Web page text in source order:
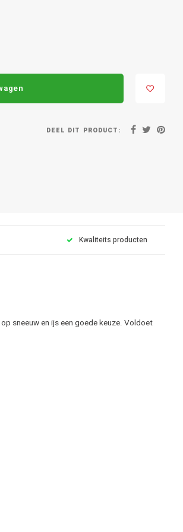
DEEL DIT PRODUCT:
Kwaliteits producten
sneeuw en ijs een goede keuze. Voldoet